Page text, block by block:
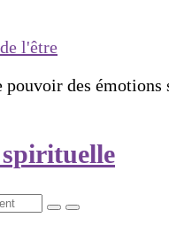
l'être
des émotions
spirituelle